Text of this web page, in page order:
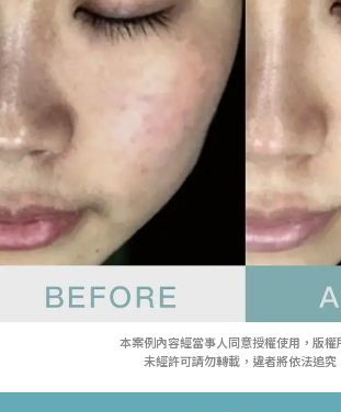
本案例內容經當事人同意授權使用，版權
未經許可請勿轉載，違者將依法追究